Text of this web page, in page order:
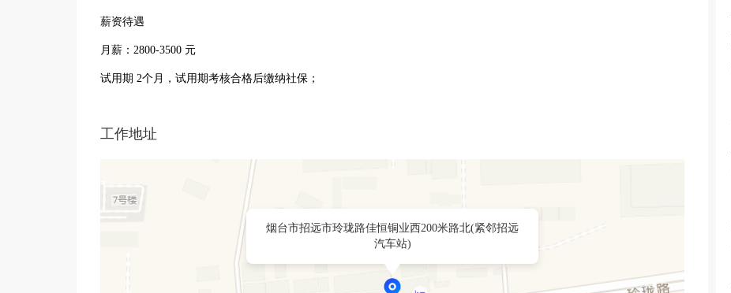
薪资待遇
月薪：2800-3500 元
试用期 2个月，试用期考核合格后缴纳社保；
工作地址
烟台市招远市玲珑路佳恒铜业西200米路北(紧邻招远
汽车站)